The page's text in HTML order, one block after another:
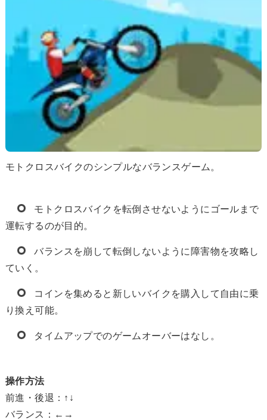
モトクロスバイクのシンプルなバランスゲーム。
モトクロスバイクを転倒させないようにゴールまで
運転するのが目的。
バランスを崩して転倒しないように障害物を攻略し
ていく。
コインを集めると新しいバイクを購入して自由に乗
り換え可能。
タイムアップでのゲームオーバーはなし。
操作方法
前進・後退：↑↓
バランス：←→